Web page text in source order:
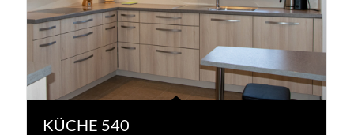
KÜCHE 540